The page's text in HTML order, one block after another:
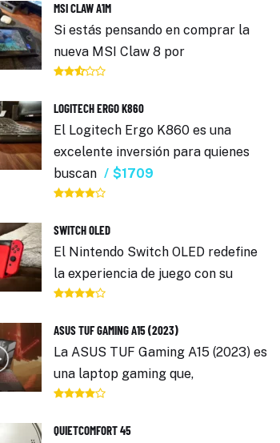
MSI CLAW A1M
Si estás pensando en comprar la
nueva MSI Claw 8 por
LOGITECH ERGO K860
El Logitech Ergo K860 es una
excelente inversión para quienes
buscan
$1709
SWITCH OLED
El Nintendo Switch OLED redefine
la experiencia de juego con su
ASUS TUF GAMING A15 (2023)
La ASUS TUF Gaming A15 (2023) es
una laptop gaming que,
QUIETCOMFORT 45